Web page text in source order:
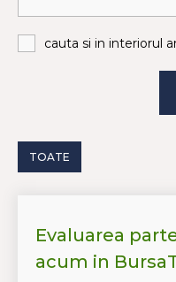
cauta si in interiorul
TOATE
Evaluarea
acum in